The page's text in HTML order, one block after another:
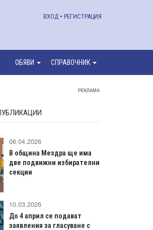
ВХОД • РЕГИСТРАЦИЯ
ОБЯВИ СПРАВОЧНИК
РЕКЛАМА
06.04.2026
В община Мездра ще има
две подвижни избирателни
секции
10.03.2026
До 4 април се подават
заявления за гласуване с